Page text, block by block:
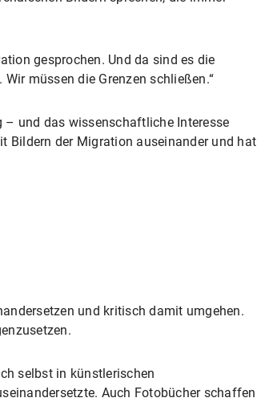
gesprochen. Und da sind es die
müssen die Grenzen schließen.“
– und das wissenschaftliche Interesse
Bildern der Migration auseinander und hat
und kritisch damit umgehen.
selbst in künstlerischen
Auch Fotobücher schaffen